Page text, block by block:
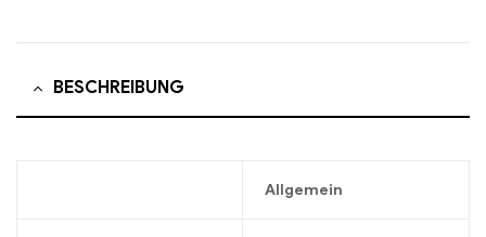
BESCHREIBUNG
Allgemein